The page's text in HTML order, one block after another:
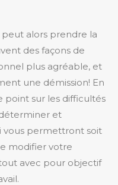
alors prendre la
des façons de
plus agréable, et
une démission! En
point sur les difficultés
et
vous permettront soit
modifier votre
avec pour objectif